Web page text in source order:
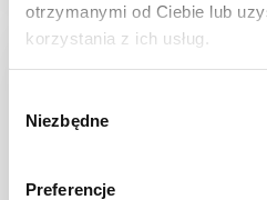
otrzymanymi od Ciebie lub
korzystania z ich usług.
zgody
Niezbędne
Preferencje